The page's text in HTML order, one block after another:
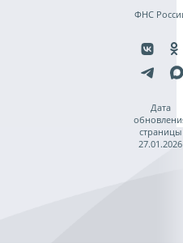
ФНС
Дата
страницы
27.01.2026